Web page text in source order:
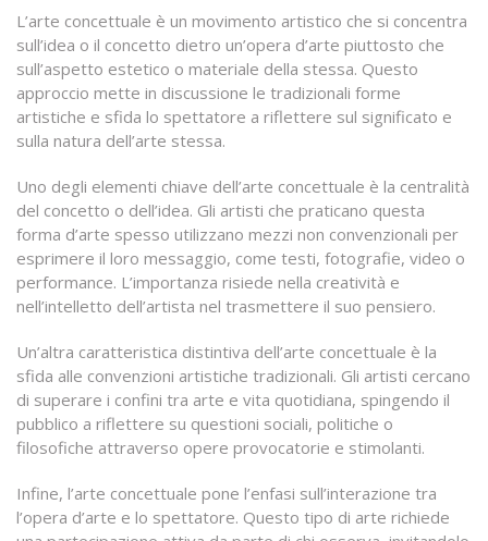
L’arte concettuale è un movimento artistico che si concentra
sull’idea o il concetto dietro un’opera d’arte piuttosto che
sull’aspetto estetico o materiale della stessa. Questo
approccio mette in discussione le tradizionali forme
artistiche e sfida lo spettatore a riflettere sul significato e
sulla natura dell’arte stessa.
Uno degli elementi chiave dell’arte concettuale è la centralità
del concetto o dell’idea. Gli artisti che praticano questa
forma d’arte spesso utilizzano mezzi non convenzionali per
esprimere il loro messaggio, come testi, fotografie, video o
performance. L’importanza risiede nella creatività e
nell’intelletto dell’artista nel trasmettere il suo pensiero.
Un’altra caratteristica distintiva dell’arte concettuale è la
sfida alle convenzioni artistiche tradizionali. Gli artisti cercano
di superare i confini tra arte e vita quotidiana, spingendo il
pubblico a riflettere su questioni sociali, politiche o
filosofiche attraverso opere provocatorie e stimolanti.
Infine, l’arte concettuale pone l’enfasi sull’interazione tra
l’opera d’arte e lo spettatore. Questo tipo di arte richiede